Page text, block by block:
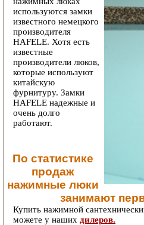
используются замки
известного немецкого
производителя
HAFELE. Хотя есть
известные
производители люков,
которые используют
китайскую
фурнитуру. Замки
HAFELE надежные и
очень долго
работают.
По статистике
продаж
нажимные люки
занимают
Купить нажимной
можете у наших дилеров.